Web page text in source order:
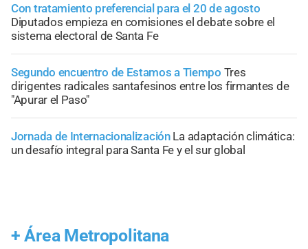
Con tratamiento preferencial para el 20 de agosto
Diputados empieza en comisiones el debate sobre el
sistema electoral de Santa Fe
Segundo encuentro de Estamos a Tiempo Tres
dirigentes radicales santafesinos entre los firmantes de
"Apurar el Paso"
Jornada de Internacionalización La adaptación climática:
un desafío integral para Santa Fe y el sur global
+ Área Metropolitana